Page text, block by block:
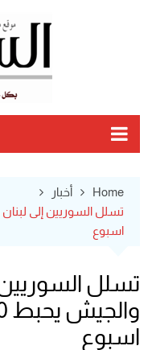
Home
أخبار
اسبوع
تسلل السوريين
اسبوع